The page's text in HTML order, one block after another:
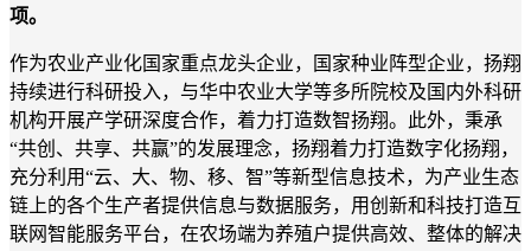
项。
作为农业产业化国家重点龙头企业，国家种业阵型企业，扬翔
持续进行科研投入，与华中农业大学等多所院校及国内外科研
机构开展产学研深度合作，着力打造数智扬翔。此外，秉承
“共创、共享、共赢”的发展理念，扬翔着力打造数字化扬翔，
充分利用“云、大、物、移、智”等新型信息技术，为产业生态
链上的各个生产者提供信息与数据服务，用创新和科技打造互
联网智能服务平台，在农场端为养殖户提供高效、整体的解决